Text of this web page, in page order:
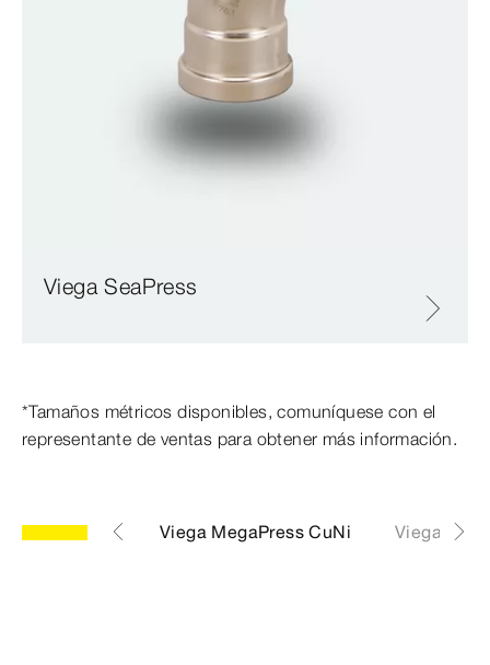
Viega SeaPress
*Tamaños métricos disponibles, comuníquese con el
representante de ventas para obtener más información.
MegaPress Viega MegaPress CuNi Viega